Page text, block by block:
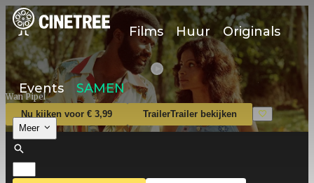
Films Huur Originals
Events SAMEN
Meer
Wan Pipel
Nu kijken voor € 3,99 TrailerTrailer bekijken